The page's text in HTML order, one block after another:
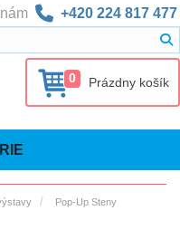
+420 224 817 477
0 Prázdny košík
Pop-Up Steny